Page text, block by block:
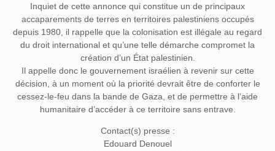
Inquiet de cette annonce qui constitue un de principaux
accaparements de terres en territoires palestiniens occupés
depuis 1980, il rappelle que la colonisation est illégale au regard
du droit international et qu’une telle démarche compromet la
création d’un État palestinien.
Il appelle donc le gouvernement israélien à revenir sur cette
décision, à un moment où la priorité devrait être de conforter le
cessez-le-feu dans la bande de Gaza, et de permettre à l’aide
humanitaire d’accéder à ce territoire sans entrave.
Contact(s) presse :
Edouard Denouel